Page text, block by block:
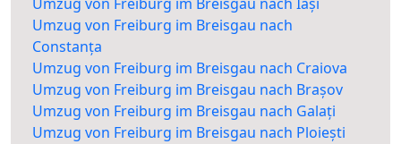
Umzug von Freiburg im Breisgau nach
Constanța
Umzug von Freiburg im Breisgau nach Craiova
Umzug von Freiburg im Breisgau nach Brașov
Umzug von Freiburg im Breisgau nach Galați
Umzug von Freiburg im Breisgau nach Ploiești